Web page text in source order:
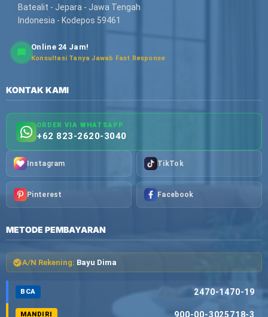
Batealit - Jepara - Jawa Tengah
Indonesia - Kodepos 59461
Online 24 Jam!
Konsultasi Tanya Jawab Fast Response
KONTAK KAMI
ORDER VIA WHATSAPP
+62 823-2620-3040
Instagram TikTok
Pinterest Facebook
METODE PEMBAYARAN
A/N Rekening: Bayu Dima
BCA 2470-1470-19
MANDIRI 900-00-3025718-3